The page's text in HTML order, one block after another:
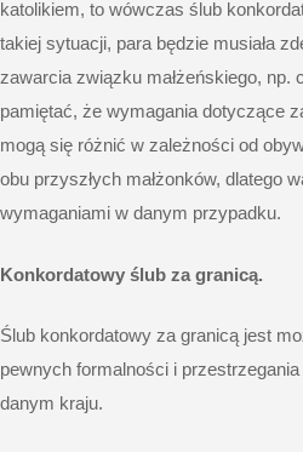
katolikiem, to wówczas ślub
takiej sytuacji, para będzie musiała
zawarcia związku małżeńskiego, np.
pamiętać, że wymagania dotyczące
mogą się różnić w zależności od
obu przyszłych małżonków, dlatego
wymaganiami w danym przypadku.
Konkordatowy ślub za granicą.
Ślub konkordatowy za granicą jest
pewnych formalności i
danym kraju.